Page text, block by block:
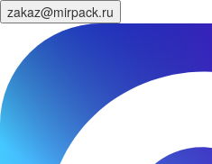
zakaz@mirpack.ru